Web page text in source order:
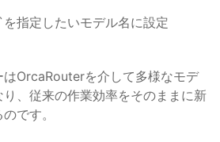
指定したいモデル名に設定
はOrcaRouterを介して多様なモデ
、従来の作業効率をそのままに新
です。